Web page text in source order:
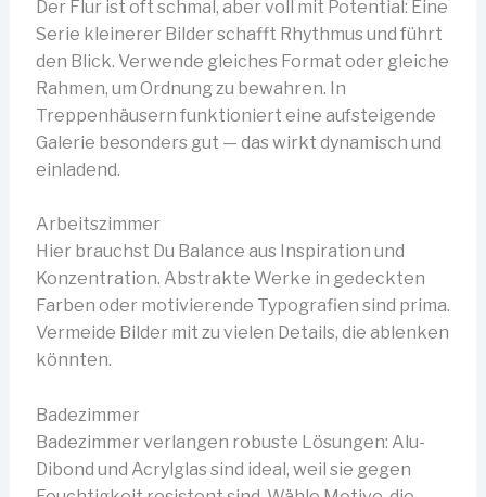
Der Flur ist oft schmal, aber voll mit Potential: Eine
Serie kleinerer Bilder schafft Rhythmus und führt
den Blick. Verwende gleiches Format oder gleiche
Rahmen, um Ordnung zu bewahren. In
Treppenhäusern funktioniert eine aufsteigende
Galerie besonders gut — das wirkt dynamisch und
einladend.
Arbeitszimmer
Hier brauchst Du Balance aus Inspiration und
Konzentration. Abstrakte Werke in gedeckten
Farben oder motivierende Typografien sind prima.
Vermeide Bilder mit zu vielen Details, die ablenken
könnten.
Badezimmer
Badezimmer verlangen robuste Lösungen: Alu-
Dibond und Acrylglas sind ideal, weil sie gegen